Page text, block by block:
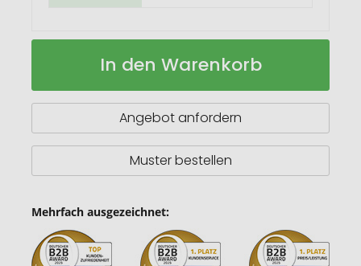
Coffee-
Auf
In den Warenkorb
Angebot anfordern
Muster bestellen
Mehrfach ausgezeichnet: